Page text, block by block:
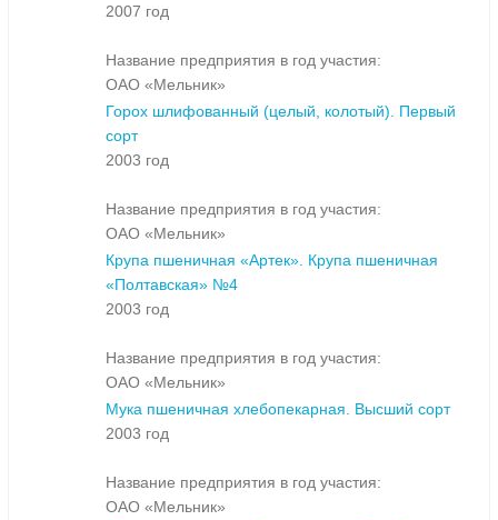
2007 год
Название предприятия в год участия:
ОАО «Мельник»
Горох шлифованный (целый, колотый). Первый
сорт
2003 год
Название предприятия в год участия:
ОАО «Мельник»
Крупа пшеничная «Артек». Крупа пшеничная
«Полтавская» №4
2003 год
Название предприятия в год участия:
ОАО «Мельник»
Мука пшеничная хлебопекарная. Высший сорт
2003 год
Название предприятия в год участия:
ОАО «Мельник»